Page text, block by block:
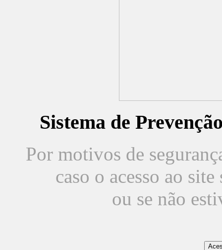
Sistema de
Por motivos de
caso o acesso ao
ou se não